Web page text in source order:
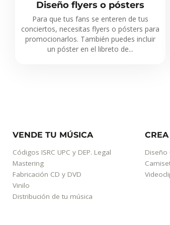
Diseño flyers o pósters
Para que tus fans se enteren de tus
conciertos, necesitas flyers o pósters para
promocionarlos. También puedes incluir
un póster en el libreto de...
VENDE TU MÚSICA
Códigos ISRC UPC y DEP. Legal
Mastering
Fabricación CD y DVD
Vinilo
Distribución de tu música
Diseño